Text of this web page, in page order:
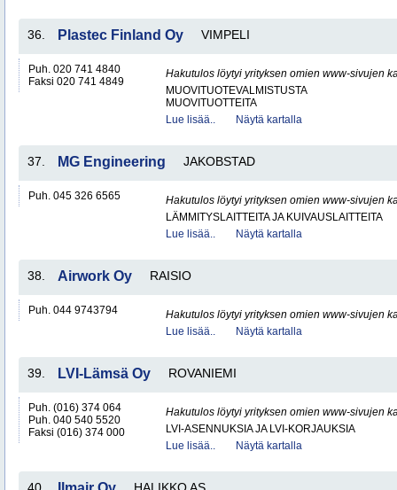
36. Plastec Finland Oy VIMPELI
Puh. 020 741 4840
Faksi 020 741 4849
Hakutulos löytyi yrityksen omien www-sivujen
MUOVITUOTEVALMISTUSTA
MUOVITUOTTEITA
Lue lisää..
Näytä kartalla
37. MG Engineering JAKOBSTAD
Puh. 045 326 6565
Hakutulos löytyi yrityksen omien www-sivujen
LÄMMITYSLAITTEITA JA KUIVAUSLAITTEITA
Lue lisää..
Näytä kartalla
38. Airwork Oy RAISIO
Puh. 044 9743794
Hakutulos löytyi yrityksen omien www-sivujen
Lue lisää..
Näytä kartalla
39. LVI-Lämsä Oy ROVANIEMI
Puh. (016) 374 064
Puh. 040 540 5520
Faksi (016) 374 000
Hakutulos löytyi yrityksen omien www-sivujen
LVI-ASENNUKSIA JA LVI-KORJAUKSIA
Lue lisää..
Näytä kartalla